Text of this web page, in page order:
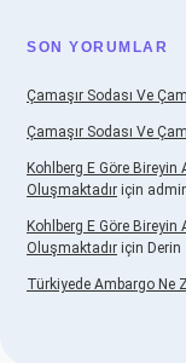
SON YORUMLAR
Çamaşır Sodası Ve
Çamaşır Sodası Ve
Kohlberg E Göre
Oluşmaktadır için
Kohlberg E Göre
Oluşmaktadır için Derin
Türkiyede Ambargo Ne